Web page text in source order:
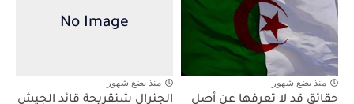
منذ بضع شهور
حقائق قد لا تعرفها عن أصل
منذ بضع شهور
الجنرال شنقريحة قائد الجيش